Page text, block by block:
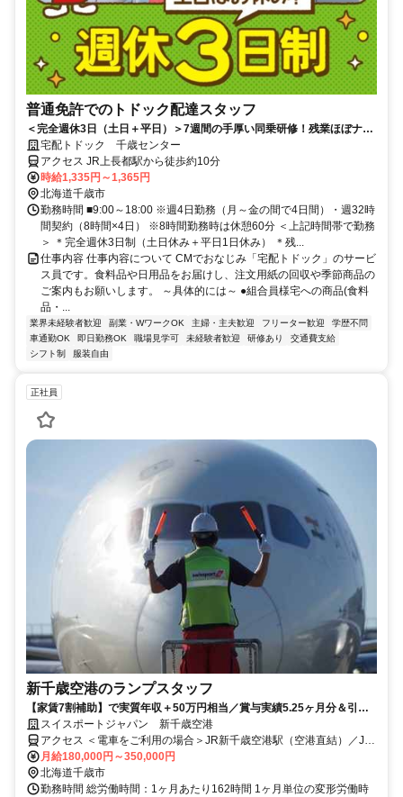
普通免許でのトドック配達スタッフ
＜完全週休3日（土日＋平日）＞7週間の手厚い同乗研修！残業ほぼナ
シ！【ルート宅配ドライバー】
宅配トドック 千歳センター
アクセス JR上長都駅から徒歩約10分
時給1,335円～1,365円
北海道千歳市
勤務時間 ■9:00～18:00 ※週4日勤務（月～金の間で4日間）・週32時
間契約（8時間×4日） ※8時間勤務時は休憩60分 ＜上記時間帯で勤務
＞ ＊完全週休3日制（土日休み＋平日1日休み） ＊残...
仕事内容 仕事内容について CMでおなじみ「宅配トドック」のサービ
ス員です。食料品や日用品をお届けし、注文用紙の回収や季節商品の
ご案内もお願いします。 ～具体的には～ ●組合員様宅への商品(食料
品・...
業界未経験者歓迎 副業・WワークOK 主婦・主夫歓迎 フリーター歓迎
学歴不問
車通勤OK
即日勤務OK 職場見学可 未経験者歓迎 研修あり
交通費支給
シフト制
服装自由
正社員
新千歳空港のランプスタッフ
【家賃7割補助】で実質年収＋50万円相当／賞与実績5.25ヶ月分＆引越
無料／未経験から新千歳空港で働く
スイスポートジャパン 新千歳空港
アクセス ＜電車をご利用の場合＞JR新千歳空港駅（空港直結）／JR
札幌駅から快速「エアポート」で 約37分／小樽駅から快速「エアポ
ート」で 約72分 ＜バスをご利用の場合＞札幌市内（大通・すすき
の・札幌駅前など）から空港まで、直行の空港連絡バスあり 所要時
月給180,000円～350,000円
北海道千歳市
勤務時間 総労働時間：1ヶ月あたり162時間 1ヶ月単位の変形労働時